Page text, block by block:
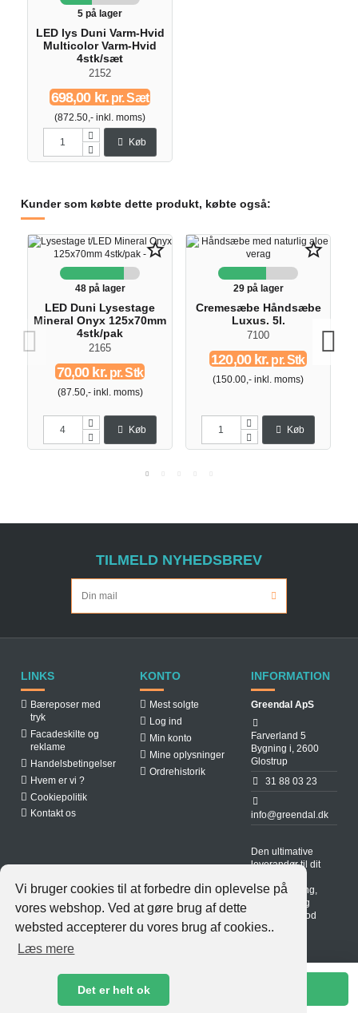
Vi bruger cookies til at forbedre din oplevelse på
vores webshop. Ved at gøre brug af dette
websted accepterer du vores brug af cookies..
Læs mere
Det er helt ok
5 på lager
LED lys Duni Varm-Hvid
Multicolor Varm-Hvid
4stk/sæt
2152
698,00 kr.pr. Sæt
(872.50,- inkl. moms)
Køb
Kunder som købte dette produkt, købte også:
star_border
48 på lager
LED Duni Lysestage
Mineral Onyx 125x70mm
4stk/pak
2165
70,00 kr.pr. Stk
(87.50,- inkl. moms)
Køb
star_border
29 på lager
Cremesæbe Håndsæbe
Luxus. 5l.
7100
120,00 kr. pr. Stk
(150.00,- inkl. moms)
Køb
TILMELD NYHEDSBREV
LINKS
Bæreposer med
tryk
Facadeskilte og
reklame
Handelsbetingelser
Hvem er vi ?
Cookiepolitik
Kontakt os
KONTO
Mest solgte
Log ind
Min konto
Mine oplysninger
Ordrehistorik
INFORMATION
Greendal ApS
Farverland 5
Bygning i, 2600
Glostrup
31 88 03 23
info@greendal.dk
Den ultimative
leverandør til dit
Hurtig levering,
lave priser og
produkter i god
kvalitet.
Udviklet af: